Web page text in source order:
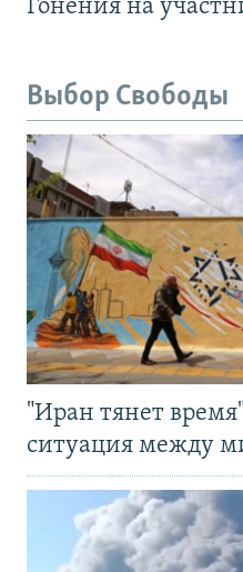
Гонения на
Выбор Свободы
"Иран тянет
ситуация между